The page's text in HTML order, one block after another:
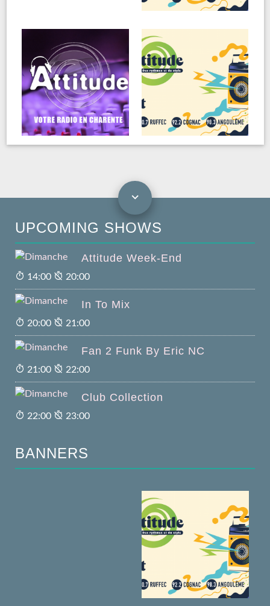
UPCOMING SHOWS
Attitude Week-End
14:00 20:00
In To Mix
20:00 21:00
Fan 2 Funk By Eric NC
21:00 22:00
Club Collection
22:00 23:00
BANNERS